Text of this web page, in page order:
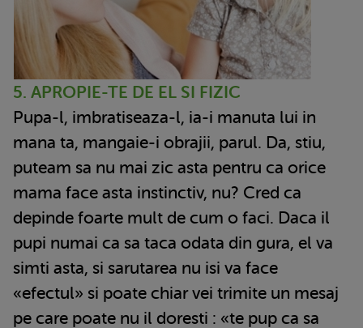
5. APROPIE-TE DE EL SI FIZIC
Pupa-l, imbratiseaza-l, ia-i manuta lui in
mana ta, mangaie-i obrajii, parul. Da, stiu,
puteam sa nu mai zic asta pentru ca orice
mama face asta instinctiv, nu? Cred ca
depinde foarte mult de cum o faci. Daca il
pupi numai ca sa taca odata din gura, el va
simti asta, si sarutarea nu isi va face
«efectul» si poate chiar vei trimite un mesaj
pe care poate nu il doresti : «te pup ca sa